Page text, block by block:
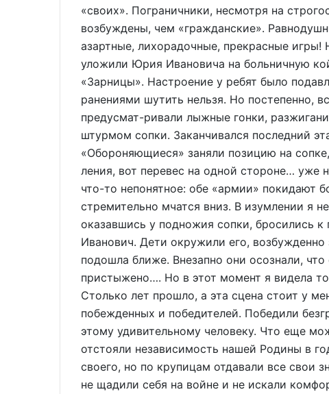
«своих». Пограничники, несмотря на
возбуждены, чем «гражданские».
азартные, лихорадочные, прекрасные
уложили Юрия Ивановича на больничную
«Зарницы». Настроение у ребят было
ранениями шутить нельзя. Но постепенно,
предусмат-ривали лыжные гонки,
штурмом сопки. Заканчивался последний
«Обороняющиеся» заняли позицию на
ления, вот перевес на одной стороне… уже
что-то непонятное: обе «армии» покидают
стремительно мчатся вниз. В изумлении я
оказавшись у подножия сопки, бросились
Иванович. Дети окружили его, возбужденно
подошла ближе. Внезапно они осознали,
пристыжено…. Но в этот момент я видела
Столько лет прошло, а эта сцена стоит у
побежденных и победителей. Победили
этому удивительному человеку. Что еще
отстояли независимость нашей Родины в
своего, но по крупицам отдавали все свои
не щадили себя на войне и не искали